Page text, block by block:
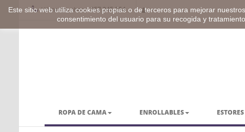
Llámenos ahora:957 245 254
ROPA DE CAMA ENROLLABLES ESTORES
Este sitio web utiliza cookies propias o de terceros para mejorar
consentimiento del usuario para su recogida y